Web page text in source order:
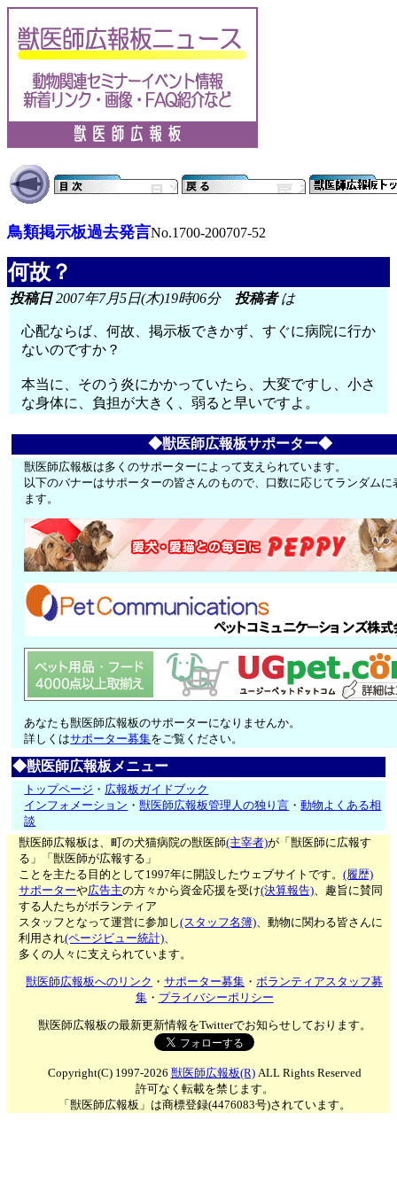
鳥類掲示板過去発言No.1700-200707-52
何故？
投稿日2007年7月5日(木)19時06分 投稿者は
心配ならば、何故、掲示板できかず、すぐに病院に行か
ないのですか？
本当に、そのう炎にかかっていたら、大変ですし、小さ
な身体に、負担が大きく、弱ると早いですよ。
◆獣医師広報板サポーター◆
獣医師広報板は多くのサポーターによって支えられています。
以下のバナーはサポーターの皆さんのもので、口数に応じてランダムに
ます。
あなたも獣医師広報板のサポーターになりませんか。
詳しくはサポーター募集をご覧ください。
◆獣医師広報板メニュー
トップページ ・ 広報板ガイドブック
インフォメーション ・獣医師広報板管理人の独り言 ・動物よくある相
談
獣医師広報板は、町の犬猫病院の獣医師(主宰者)が「獣医師に広報す
る」「獣医師が広報する」
ことを主たる目的として1997年に開設したウェブサイトです。(履歴)
サポーターや広告主の方々から資金応援を受け(決算報告)、趣旨に賛同
する人たちがボランティア
スタッフとなって運営に参加し(スタッフ名簿)、動物に関わる皆さんに
利用され(ページビュー統計)、
多くの人々に支えられています。
獣医師広報板へのリンク ・サポーター募集 ・ボランティアスタッフ募
集・ プライバシーポリシー
獣医師広報板の最新更新情報をTwitterでお知らせしております。
Copyright(C) 1997-2026 獣医師広報板(R)ALL Rights Reserved
許可なく転載を禁じます。
「獣医師広報板」は商標登録(4476083号)されています。